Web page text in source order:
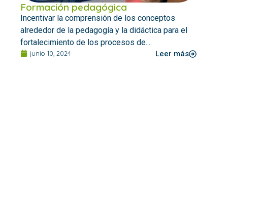
Formación pedagógica
Incentivar la comprensión de los conceptos
alrededor de la pedagogía y la didáctica para el
fortalecimiento de los procesos de....
junio 10, 2024 Leer más